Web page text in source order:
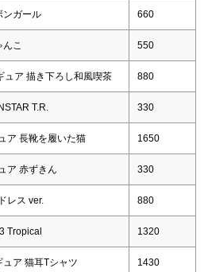
ンガール 660
こ 550
ュア 描き下ろし和風喫茶 880
T.R. 330
ア 長靴を履いた猫 1650
ア 赤ずきん 330
レス ver. 880
Tropical 1320
ア 猫耳Tシャツ 1430